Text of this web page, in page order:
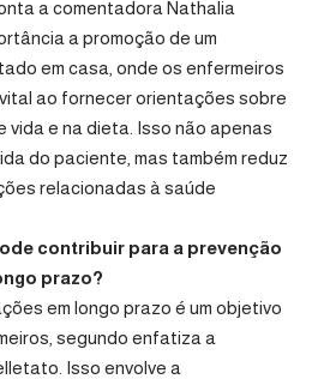
a comentadora Nathalia
a promoção de um
em casa, onde os enfermeiros
ao fornecer orientações sobre
vida e na dieta. Isso não apenas
do paciente, mas também reduz
relacionadas à saúde
contribuir para a prevenção
prazo?
em longo prazo é um objetivo
segundo enfatiza a
Isso envolve a